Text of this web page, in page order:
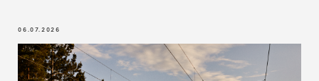
06.07.2026